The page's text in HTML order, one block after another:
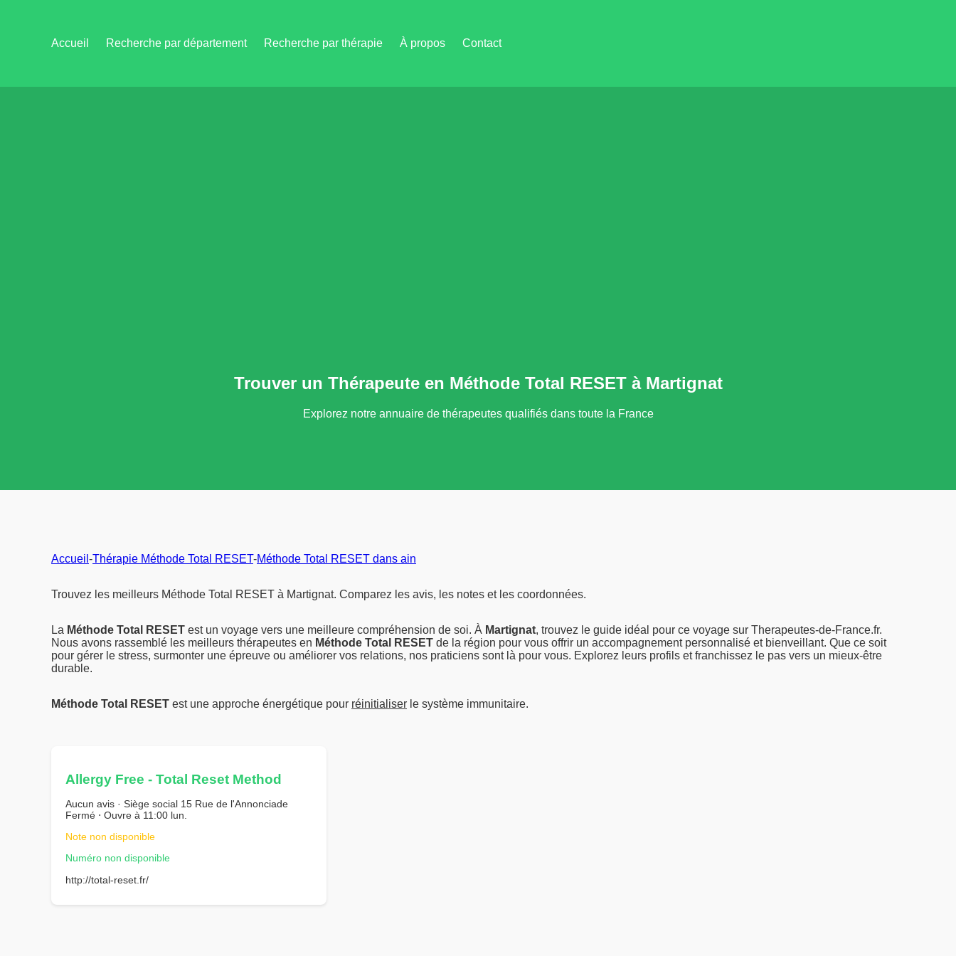
Accueil Recherche par département Recherche par thérapie À propos Contact
Trouver un Thérapeute en Méthode Total RESET à Martignat
Explorez notre annuaire de thérapeutes qualifiés dans toute la France
Accueil -Thérapie Méthode Total RESET-Méthode Total RESET dans ain
Trouvez les meilleurs Méthode Total RESET à Martignat. Comparez les avis, les notes et les coordonnées.
La Méthode Total RESET est un voyage vers une meilleure compréhension de soi. À Martignat, trouvez le guide idéal pour ce voyage sur Therapeutes-de-France.fr.
Nous avons rassemblé les meilleurs thérapeutes en Méthode Total RESET de la région pour vous offrir un accompagnement personnalisé et bienveillant. Que ce soit
pour gérer le stress, surmonter une épreuve ou améliorer vos relations, nos praticiens sont là pour vous. Explorez leurs profils et franchissez le pas vers un mieux-être
durable.
Méthode Total RESET est une approche énergétique pour réinitialiser le système immunitaire.
Allergy Free - Total Reset Method
Aucun avis · Siège social 15 Rue de l'Annonciade
Fermé ⋅ Ouvre à 11:00 lun.
Note non disponible
Numéro non disponible
http://total-reset.fr/